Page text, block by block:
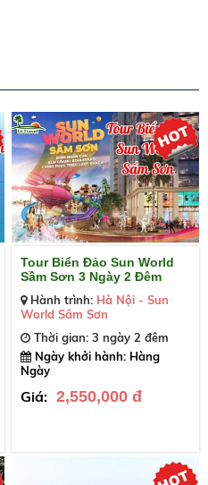
Tour Biển Đảo Sun World
Sầm Sơn 3 Ngày 2 Đêm
Hành trình: Hà Nội - Sun
World Sầm Sơn
Thời gian: 3 ngày 2 đêm
Ngày khởi hành: Hàng
Ngày
Giá: 2,550,000 đ